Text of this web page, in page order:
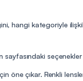
hangi kategoriyle
öne çıkar. Renkli